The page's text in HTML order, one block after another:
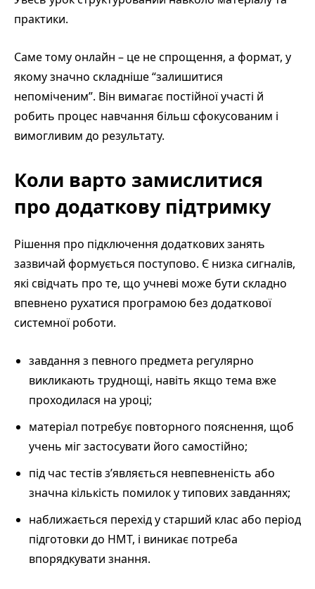
практики.
Саме тому онлайн – це не спрощення, а формат, у
якому значно складніше “залишитися
непоміченим”. Він вимагає постійної участі й
робить процес навчання більш сфокусованим і
вимогливим до результату.
Коли варто замислитися
про додаткову підтримку
Рішення про підключення додаткових занять
зазвичай формується поступово. Є низка сигналів,
які свідчать про те, що учневі може бути складно
впевнено рухатися програмою без додаткової
системної роботи.
завдання з певного предмета регулярно
викликають труднощі, навіть якщо тема вже
проходилася на уроці;
матеріал потребує повторного пояснення, щоб
учень міг застосувати його самостійно;
під час тестів з’являється невпевненість або
значна кількість помилок у типових завданнях;
наближається перехід у старший клас або період
підготовки до НМТ, і виникає потреба
впорядкувати знання.